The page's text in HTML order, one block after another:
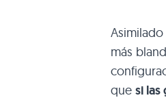
más
que si las